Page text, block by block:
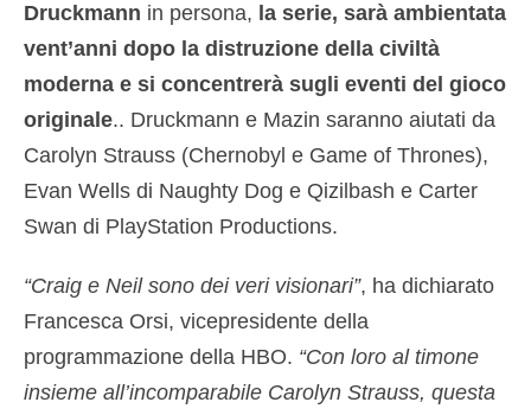
Druckmann in persona, la serie, sarà ambientata
vent’anni dopo la distruzione della civiltà
moderna e si concentrerà sugli eventi del gioco
originale.. Druckmann e Mazin saranno aiutati da
Carolyn Strauss (Chernobyl e Game of Thrones),
Evan Wells di Naughty Dog e Qizilbash e Carter
Swan di PlayStation Productions.
“Craig e Neil sono dei veri visionari”, ha dichiarato
Francesca Orsi, vicepresidente della
programmazione della HBO. “Con loro al timone
insieme all’incomparabile Carolyn Strauss, questa